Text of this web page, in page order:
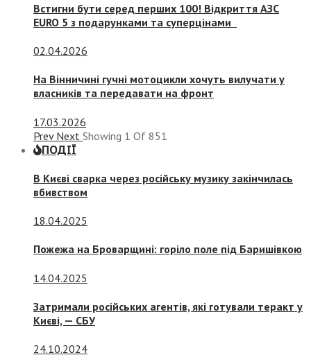
Встигни бути серед перших 100! Відкриття АЗС
EURO 5 з подарунками та суперцінами
02.04.2026
На Вінничині гучні мотоцикли хочуть вилучати у
власників та передавати на фронт
17.03.2026
Prev Next Showing 1 Of 851
ПОДІЇ
В Києві сварка через російську музику закінчилась
вбивством
18.04.2025
Пожежа на Броварщині: горіло поле під Баришівкою
14.04.2025
Затримали російських агентів, які готували теракт у
Києві, — СБУ
24.10.2024